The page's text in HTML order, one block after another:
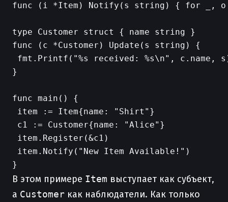
func (i *Item) Notify(s string) { for _, o
type Customer struct { name string }
func (c *Customer) Update(s string) {
fmt.Printf("%s received: %s\n", c.name,
}
func main() {
item := Item{name: "Shirt"}
c1 := Customer{name: "Alice"}
item.Register(&c1)
item.Notify("New Item Available!")
В этом примере Item выступает как субъект,
а Customer как наблюдатели. Как только